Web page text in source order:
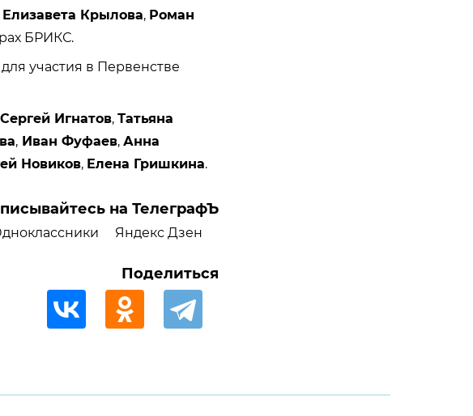
Елизавета Крылова, Роман
БРИКС.
участия в Первенстве
Сергей Игнатов, Татьяна
,Иван Фуфаев, Анна
Новиков, Елена Гришкина.
на ТелеграфЪ
Яндекс Дзен
Поделиться